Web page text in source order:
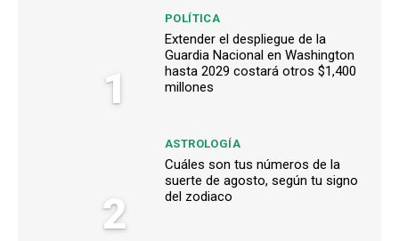
1
POLÍTICA
Extender el despliegue de la
Guardia Nacional en Washington
hasta 2029 costará otros $1,400
millones
2
ASTROLOGÍA
Cuáles son tus números de la
suerte de agosto, según tu signo
del zodiaco